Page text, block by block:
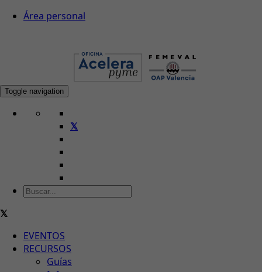
Área personal
Toggle navigation
EVENTOS
RECURSOS
Guías